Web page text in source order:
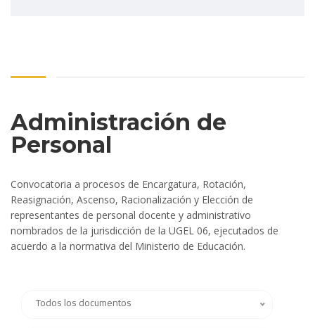
Administración de
Personal
Convocatoria a procesos de Encargatura, Rotación,
Reasignación, Ascenso, Racionalización y Elección de
representantes de personal docente y administrativo
nombrados de la jurisdicción de la UGEL 06, ejecutados de
acuerdo a la normativa del Ministerio de Educación.